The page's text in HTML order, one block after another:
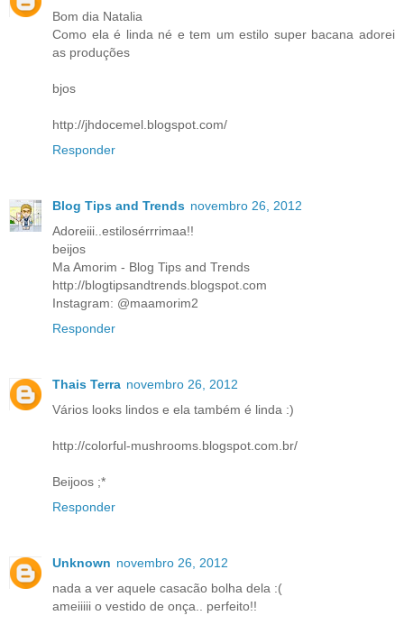
Bom dia Natalia
Como ela é linda né e tem um estilo super bacana adorei
as produções
bjos
http://jhdocemel.blogspot.com/
Responder
Blog Tips and Trends novembro 26, 2012
Adoreiii..estilosérrrimaa!!
beijos
Ma Amorim - Blog Tips and Trends
http://blogtipsandtrends.blogspot.com
Instagram: @maamorim2
Responder
Thais Terra novembro 26, 2012
Vários looks lindos e ela também é linda :)
http://colorful-mushrooms.blogspot.com.br/
Beijoos ;*
Responder
Unknown novembro 26, 2012
nada a ver aquele casacão bolha dela :(
ameiiiii o vestido de onça.. perfeito!!